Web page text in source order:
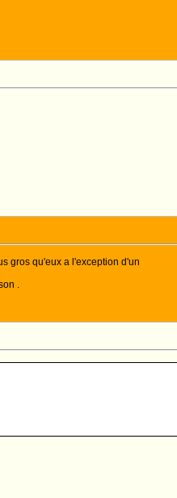
gros qu'eux a l'exception d'un
.